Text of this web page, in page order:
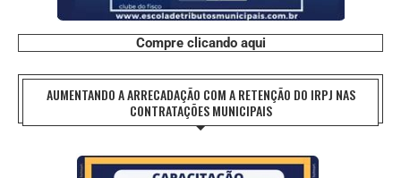
Compre clicando aqui
AUMENTANDO A ARRECADAÇÃO COM A RETENÇÃO DO IRPJ NAS
CONTRATAÇÕES MUNICIPAIS